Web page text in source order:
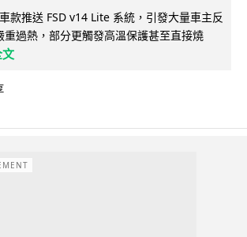
款推送 FSD v14 Lite 系統，引發大量車主反
重過熱，部分更觸發高溫保護甚至直接燒